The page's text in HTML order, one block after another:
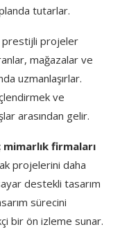
tutarlar.
prestijli projeler
mağazalar ve
uzmanlaşırlar.
ve
arasından gelir.
mimarlık firmaları
projelerini daha
destekli tasarım
sürecini
bir ön izleme sunar.